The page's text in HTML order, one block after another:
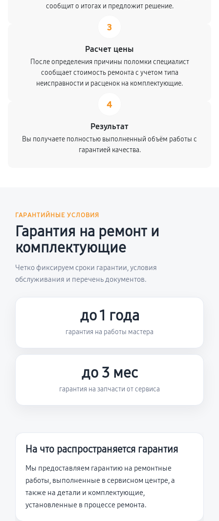
сообщит о итогах и предложит решение.
3
Расчет цены
После определения причины поломки специалист
сообщает стоимость ремонта с учетом типа
неисправности и расценок на комплектующие.
4
Результат
Вы получаете полностью выполненный объём работы с
гарантией качества.
ГАРАНТИЙНЫЕ УСЛОВИЯ
Гарантия на ремонт и
комплектующие
Четко фиксируем сроки гарантии, условия
обслуживания и перечень документов.
до 1 года
гарантия на работы мастера
до 3 мес
гарантия на запчасти от сервиса
На что распространяется гарантия
Мы предоставляем гарантию на ремонтные
работы, выполненные в сервисном центре, а
также на детали и комплектующие,
установленные в процессе ремонта.